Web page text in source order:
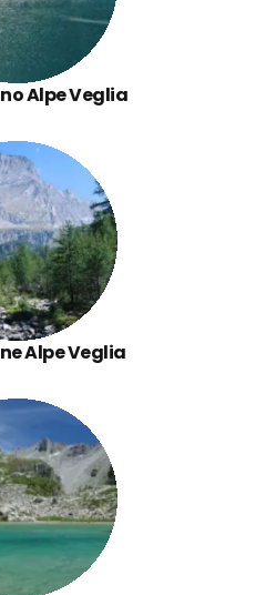
Alpe Veglia
Alpe Veglia